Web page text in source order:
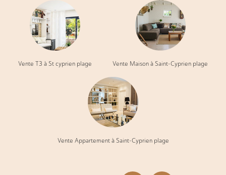
Vente T3 à St cyprien plage Vente Maison à Saint-Cyprien plage
Vente Appartement à Saint-Cyprien plage